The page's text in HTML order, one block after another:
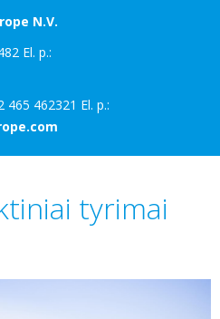
N.V.
El. p.:
465 462321 El. p.:
tyrimai